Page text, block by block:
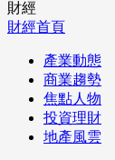
財經
財經首頁
產業動態
商業趨勢
焦點人物
投資理財
地產風雲